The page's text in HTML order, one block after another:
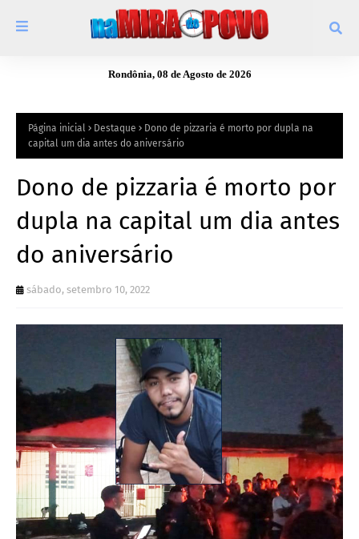
Rondônia, 08 de Agosto de 2026
Página inicial Destaque
Dono de pizzaria é morto por dupla na
capital um dia antes do aniversário
Dono de pizzaria é morto por
dupla na capital um dia antes
do aniversário
sábado, setembro 10, 2022